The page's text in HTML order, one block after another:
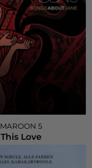
MAROON 5
This Love